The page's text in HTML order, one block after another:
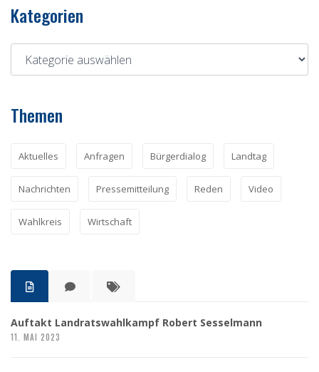
Kategorien
Themen
Aktuelles Anfragen Bürgerdialog Landtag
Nachrichten Pressemitteilung Reden Video
Wahlkreis Wirtschaft
Auftakt Landratswahlkampf Robert Sesselmann
11. MAI 2023